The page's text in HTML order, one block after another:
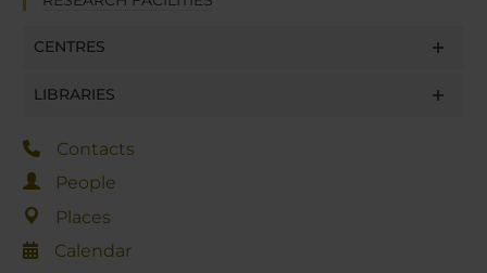
CENTRES
LIBRARIES
Contacts
People
Places
Calendar